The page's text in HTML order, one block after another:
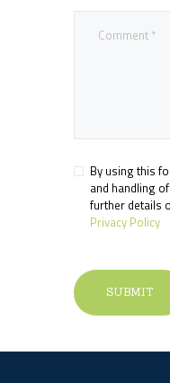
By using this
and handling
further details
Privacy Policy